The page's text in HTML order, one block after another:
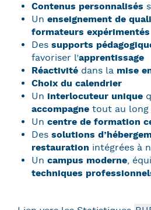
Contenus personnalisés
Un enseignement de
formateurs expérimentés
Des supports
favoriser l’apprentissage
Réactivité dans la mise
Choix du calendrier
Un interlocuteur unique
accompagne tout au long
Un centre de formation
Des solutions
restauration intégrées à
Un campus moderne,
techniques